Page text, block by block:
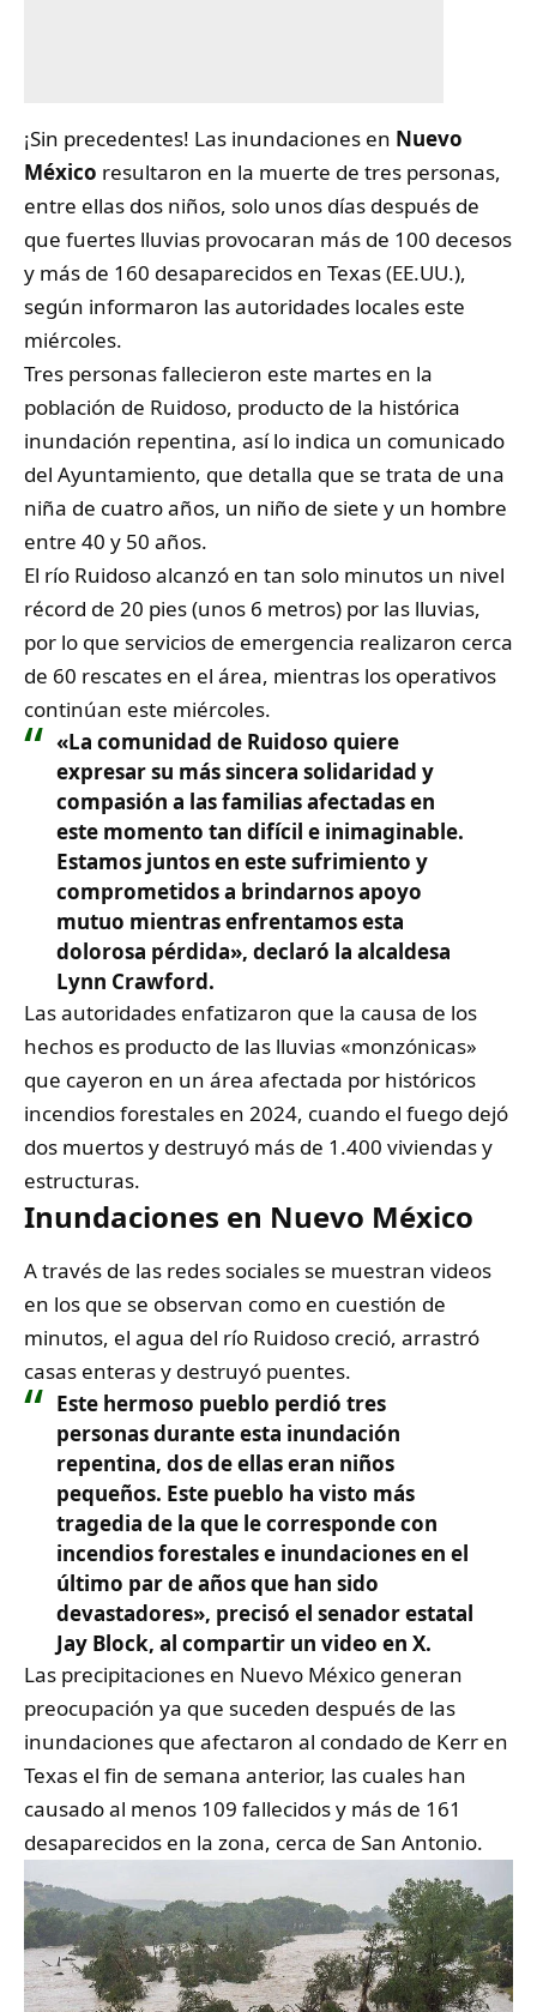
¡Sin precedentes! Las inundaciones en Nuevo
México resultaron en la muerte de tres personas,
entre ellas dos niños, solo unos días después de
que fuertes lluvias provocaran más de 100 decesos
y más de 160 desaparecidos en Texas (EE.UU.),
según informaron las autoridades locales este
miércoles.
Tres personas fallecieron este martes en la
población de Ruidoso, producto de la histórica
inundación repentina, así lo indica un comunicado
del Ayuntamiento, que detalla que se trata de una
niña de cuatro años, un niño de siete y un hombre
entre 40 y 50 años.
El río Ruidoso alcanzó en tan solo minutos un nivel
récord de 20 pies (unos 6 metros) por las lluvias,
por lo que servicios de emergencia realizaron cerca
de 60 rescates en el área, mientras los operativos
continúan este miércoles.
«La comunidad de Ruidoso quiere
expresar su más sincera solidaridad y
compasión a las familias afectadas en
este momento tan difícil e inimaginable.
Estamos juntos en este sufrimiento y
comprometidos a brindarnos apoyo
mutuo mientras enfrentamos esta
dolorosa pérdida», declaró la alcaldesa
Lynn Crawford.
Las autoridades enfatizaron que la causa de los
hechos es producto de las lluvias «monzónicas»
que cayeron en un área afectada por históricos
incendios forestales en 2024, cuando el fuego dejó
dos muertos y destruyó más de 1.400 viviendas y
estructuras.
Inundaciones en Nuevo México
A través de las redes sociales se muestran videos
en los que se observan como en cuestión de
minutos, el agua del río Ruidoso creció, arrastró
casas enteras y destruyó puentes.
Este hermoso pueblo perdió tres
personas durante esta inundación
repentina, dos de ellas eran niños
pequeños. Este pueblo ha visto más
tragedia de la que le corresponde con
incendios forestales e inundaciones en el
último par de años que han sido
devastadores», precisó el senador estatal
Jay Block, al compartir un video en X.
Las precipitaciones en Nuevo México generan
preocupación ya que suceden después de las
inundaciones que afectaron al condado de Kerr en
Texas el fin de semana anterior, las cuales han
causado al menos 109 fallecidos y más de 161
desaparecidos en la zona, cerca de San Antonio.